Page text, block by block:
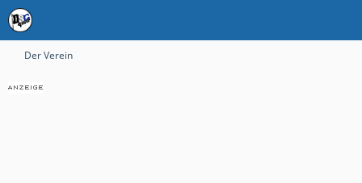
Der Verein